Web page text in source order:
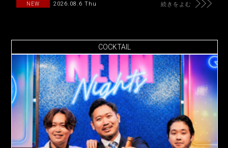
NEW 2026.08.6 Thu 続きをよむ
COCKTAIL